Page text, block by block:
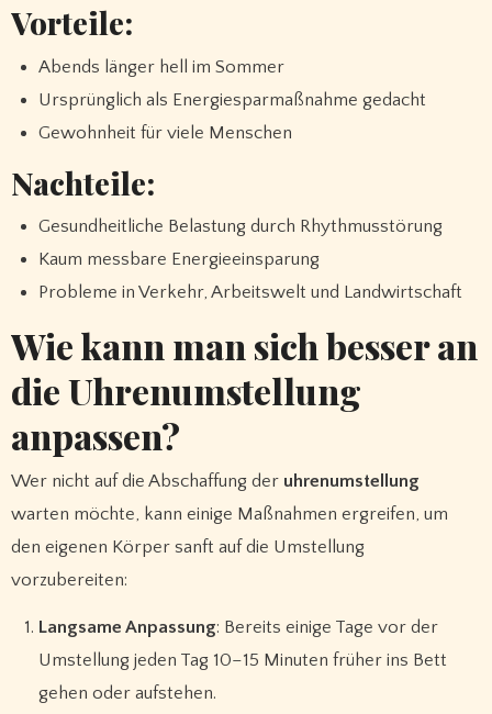
Vorteile:
Abends länger hell im Sommer
Ursprünglich als Energiesparmaßnahme gedacht
Gewohnheit für viele Menschen
Nachteile:
Gesundheitliche Belastung durch Rhythmusstörung
Kaum messbare Energieeinsparung
Probleme in Verkehr, Arbeitswelt und Landwirtschaft
Wie kann man sich besser an
die Uhrenumstellung
anpassen?
Wer nicht auf die Abschaffung der uhrenumstellung
warten möchte, kann einige Maßnahmen ergreifen, um
den eigenen Körper sanft auf die Umstellung
vorzubereiten:
Langsame Anpassung: Bereits einige Tage vor der
Umstellung jeden Tag 10–15 Minuten früher ins Bett
gehen oder aufstehen.